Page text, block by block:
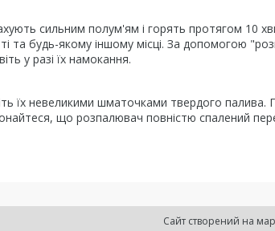
сильним полум'ям і горять протягом 10
та будь-якому іншому місці. За допомогою
у разі їх намокання.
їх невеликими шматочками твердого палива.
що розпалювач повністю спалений
Сайт створений на